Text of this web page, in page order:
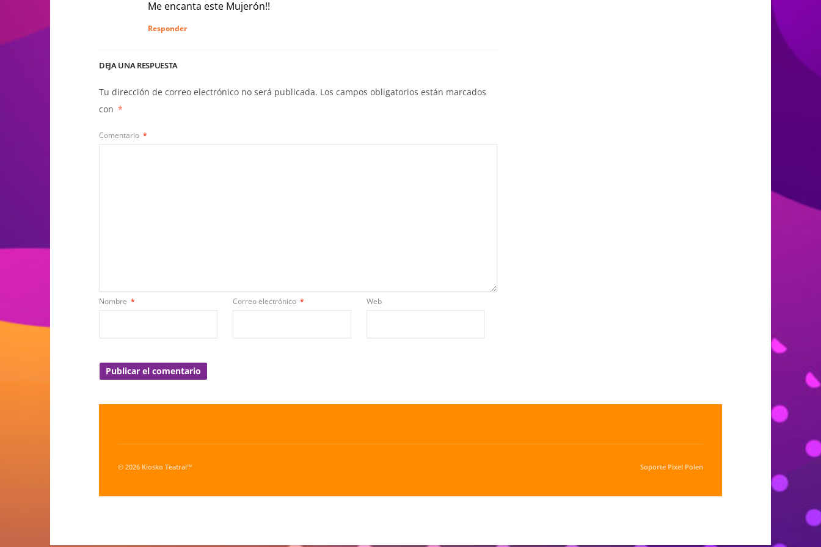
Me encanta este Mujerón!!
Responder
DEJA UNA RESPUESTA
Tu dirección de correo electrónico no será publicada. Los campos obligatorios están marcados
con *
Comentario *
Nombre * Correo electrónico * Web
© 2026 Kiosko Teatral™ Soporte Pixel Polen